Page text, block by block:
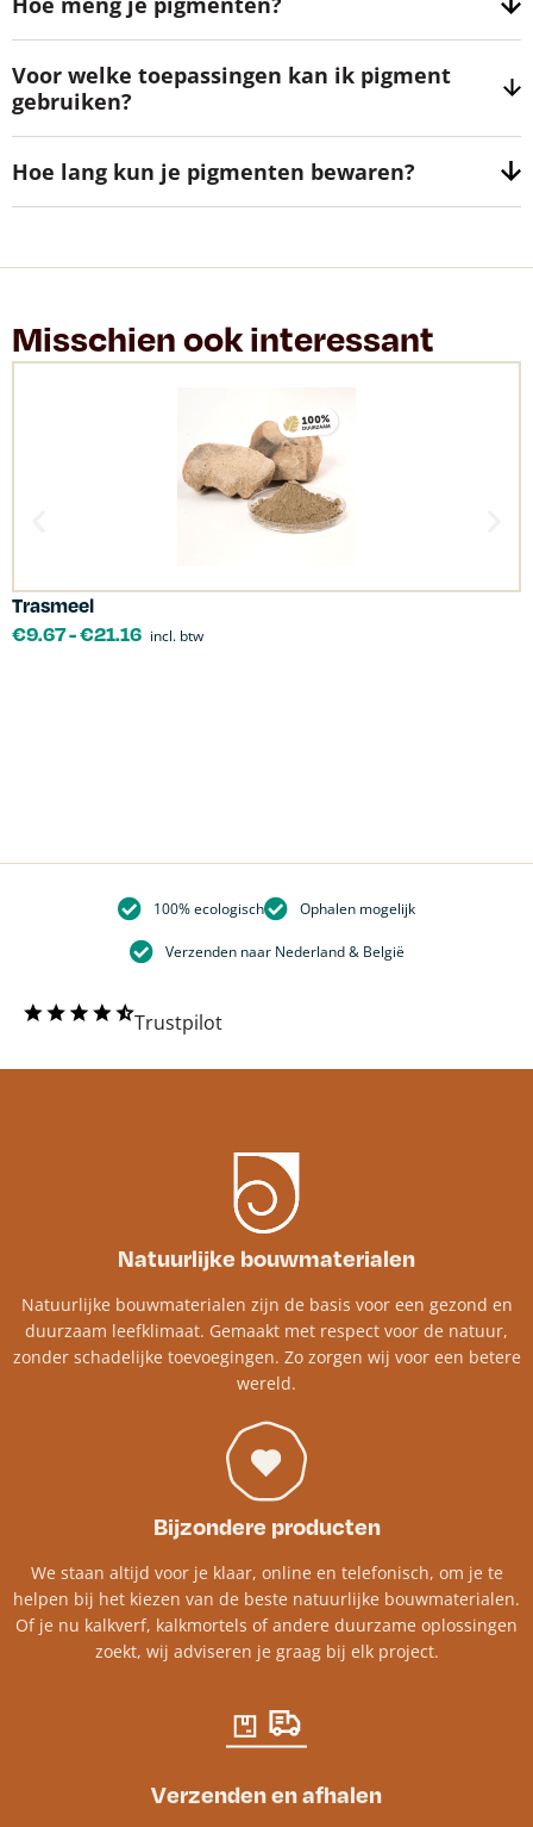
Voor welke toepassingen kan ik pigment
gebruiken?
Hoe lang kun je pigmenten bewaren?
Misschien ook interessant
Trasmeel
€9.67-€21.16 incl. btw
100% ecologisch Ophalen mogelijk
Verzenden naar Nederland & België
Trustpilot
Natuurlijke bouwmaterialen
Natuurlijke bouwmaterialen zijn de basis voor een gezond en
duurzaam leefklimaat. Gemaakt met respect voor de natuur,
zonder schadelijke toevoegingen. Zo zorgen wij voor een betere
wereld.
Bijzondere producten
We staan altijd voor je klaar, online en telefonisch, om je te
helpen bij het kiezen van de beste natuurlijke bouwmaterialen.
Of je nu kalkverf, kalkmortels of andere duurzame oplossingen
zoekt, wij adviseren je graag bij elk project.​
Verzenden en afhalen